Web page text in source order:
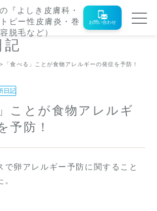
お問い合わせ
記
「食べる」ことが食物アレルギーの発症を予防！
日記
ことが食物アレルギ
予防！
で卵アレルギー予防に関すること